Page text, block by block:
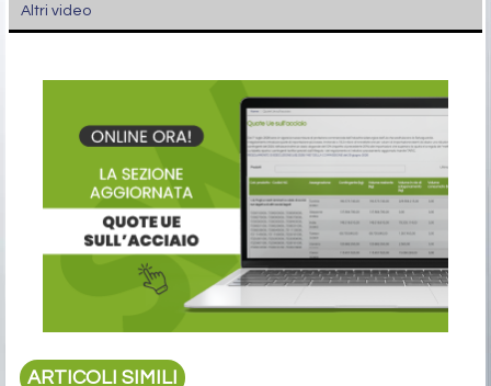
Altri video
ARTICOLI SIMILI